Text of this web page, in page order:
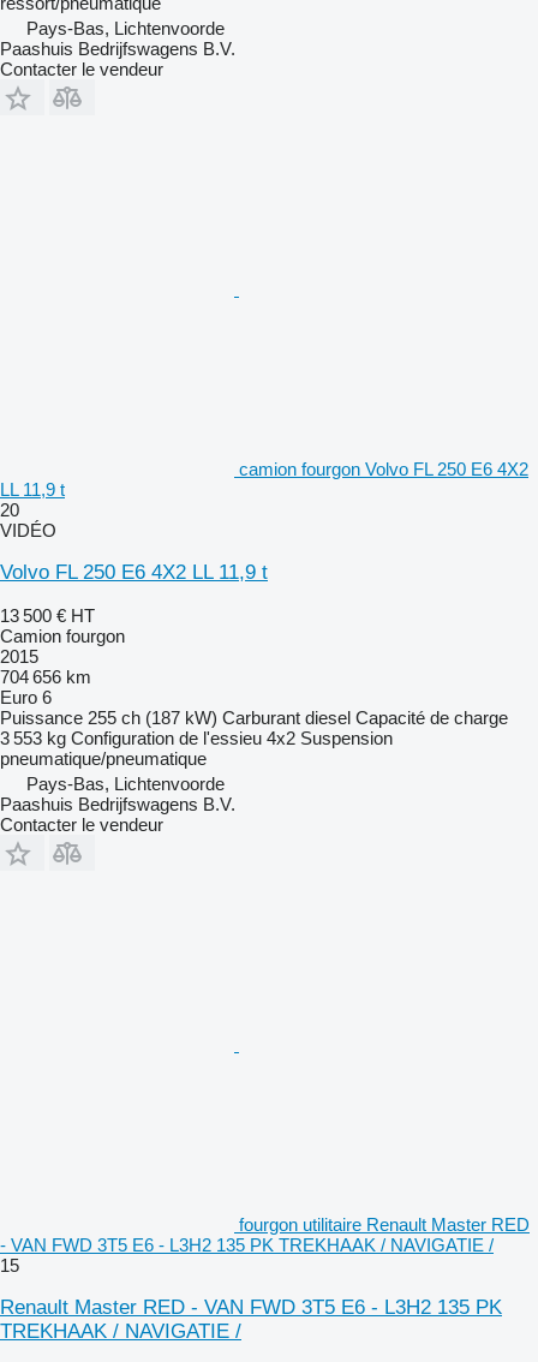
Pays-Bas, Lichtenvoorde
Paashuis Bedrijfswagens B.V.
Contacter le vendeur
camion fourgon Volvo FL 250 E6 4X2
LL 11,9 t
20
VIDÉO
Volvo FL 250 E6 4X2 LL 11,9 t
13 500 € HT
Camion fourgon
2015
704 656 km
Euro 6
Puissance 255 ch (187 kW) Carburant diesel Capacité de charge
3 553 kg Configuration de l'essieu 4x2 Suspension
pneumatique/pneumatique
Pays-Bas, Lichtenvoorde
Paashuis Bedrijfswagens B.V.
Contacter le vendeur
fourgon utilitaire Renault Master RED
- VAN FWD 3T5 E6 - L3H2 135 PK TREKHAAK / NAVIGATIE /
15
Renault Master RED - VAN FWD 3T5 E6 - L3H2 135 PK
TREKHAAK / NAVIGATIE /